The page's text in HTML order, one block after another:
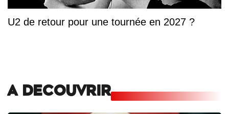
U2 de retour pour une tournée en 2027 ?
A DECOUVRIR